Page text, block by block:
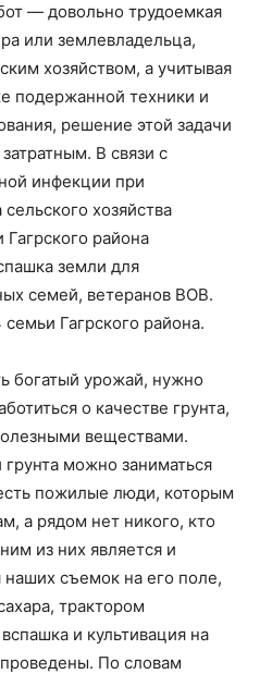
— довольно трудоемкая
или землевладельца,
хозяйством, а учитывая
подержанной техники и
решение этой задачи
В связи с
инфекции при
хозяйства
района
земли для
семей, ветеранов ВОВ.
Гагрского района.
богатый урожай, нужно
о качестве грунта,
веществами.
можно заниматься
пожилые люди, которым
а рядом нет никого, кто
из них является и
съемок на его поле,
трактором
и культивация на
По словам